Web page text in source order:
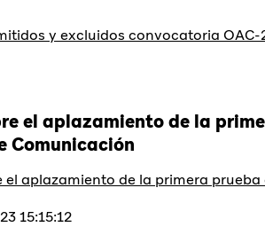
y excluidos convocatoria OAC-
el aplazamiento de la
Comunicación
aplazamiento de la primera
15:15:12